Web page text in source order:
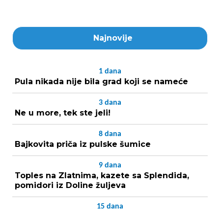
Najnovije
1 dana
Pula nikada nije bila grad koji se nameće
3 dana
Ne u more, tek ste jeli!
8 dana
Bajkovita priča iz pulske šumice
9 dana
Toples na Zlatnima, kazete sa Splendida,
pomidori iz Doline žuljeva
15 dana